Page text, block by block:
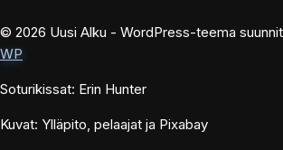
© 2026 Uusi Alku - WordPress-teema
WP
Soturikissat: Erin Hunter
Kuvat: Ylläpito, pelaajat ja Pixabay